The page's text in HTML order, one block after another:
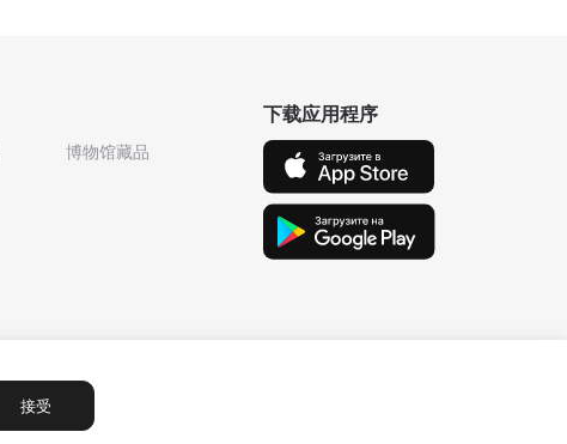
博物馆藏品
下载应用程序
接受